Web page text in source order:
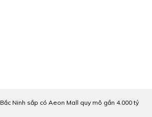
Bắc Ninh sắp có Aeon Mall quy mô gần 4.000 tỷ